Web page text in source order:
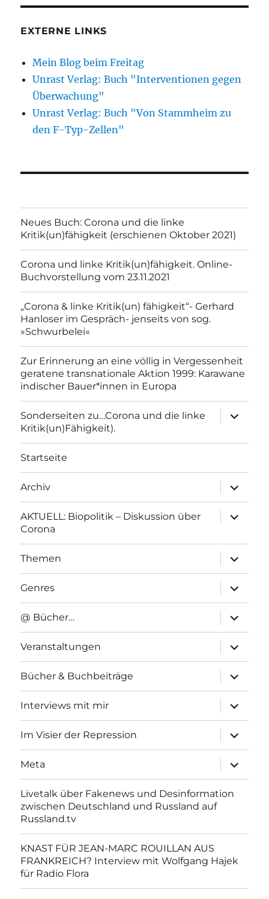
EXTERNE LINKS
Mein Blog beim Freitag
Unrast Verlag: Buch "Interventionen gegen
Überwachung"
Unrast Verlag: Buch "Von Stammheim zu
den F-Typ-Zellen"
Neues Buch: Corona und die linke
Kritik(un)fähigkeit (erschienen Oktober 2021)
Corona und linke Kritik(un)fähigkeit. Online-
Buchvorstellung vom 23.11.2021
„Corona & linke Kritik(un) fähigkeit“- Gerhard
Hanloser im Gespräch- jenseits von sog.
»Schwurbelei«
Zur Erinnerung an eine völlig in Vergessenheit
geratene transnationale Aktion 1999: Karawane
indischer Bauer*innen in Europa
Sonderseiten zu…Corona und die linke
Kritik(un)Fähigkeit).
anzeigen
Startseite
Archiv
anzeigen
AKTUELL: Biopolitik – Diskussion über
Corona
anzeigen
Themen
anzeigen
Genres
anzeigen
@ Bücher…
anzeigen
Veranstaltungen
anzeigen
Bücher & Buchbeiträge
anzeigen
Interviews mit mir
anzeigen
Im Visier der Repression
anzeigen
Meta
anzeigen
Livetalk über Fakenews und Desinformation
zwischen Deutschland und Russland auf
Russland.tv
KNAST FÜR JEAN-MARC ROUILLAN AUS
FRANKREICH? Interview mit Wolfgang Hajek
für Radio Flora